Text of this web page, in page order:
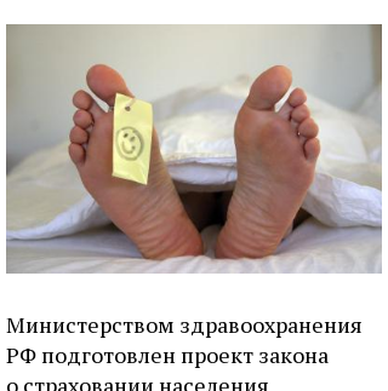
Министерством здравоохранения
РФ подготовлен проект закона
о страховании населения